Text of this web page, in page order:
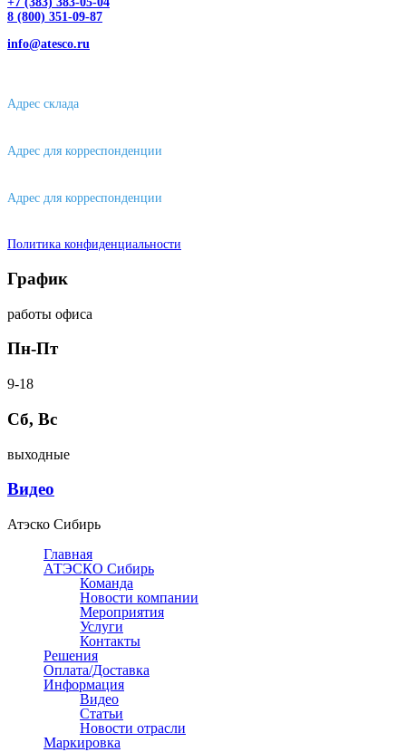
8 (800) 351-09-87
info@atesco.ru
Адрес склада
Адрес для корреспонденции
Адрес для корреспонденции
Политика конфиденциальности
График
работы офиса
Пн-Пт
9-18
Сб, Вс
выходные
Видео
Атэско Сибирь
Главная
АТЭСКО Сибирь
Команда
Новости компании
Мероприятия
Услуги
Контакты
Решения
Оплата/Доставка
Информация
Видео
Статьи
Новости отрасли
Маркировка